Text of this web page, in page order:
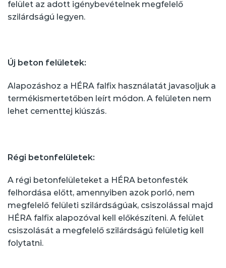
felület az adott igénybevételnek megfelelő
szilárdságú legyen.
Új beton felületek:
Alapozáshoz a HÉRA falfix használatát javasoljuk a
termékismertetőben leírt módon. A felületen nem
lehet cementtej kiúszás.
Régi betonfelületek:
A régi betonfelületeket a HÉRA betonfesték
felhordása előtt, amennyiben azok porló, nem
megfelelő felületi szilárdságúak, csiszolással majd
HÉRA falfix alapozóval kell előkészíteni. A felület
csiszolását a megfelelő szilárdságú felületig kell
folytatni.